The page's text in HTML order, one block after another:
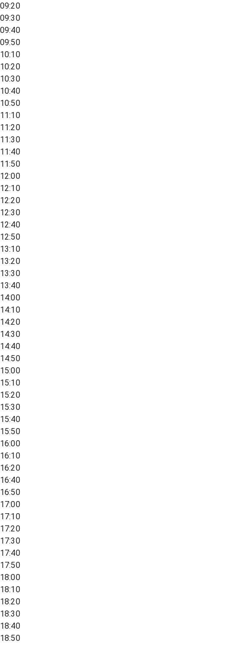
09:20
09:30
09:40
09:50
10:10
10:20
10:30
10:40
10:50
11:10
11:20
11:30
11:40
11:50
12:00
12:10
12:20
12:30
12:40
12:50
13:10
13:20
13:30
13:40
14:00
14:10
14:20
14:30
14:40
14:50
15:00
15:10
15:20
15:30
15:40
15:50
16:00
16:10
16:20
16:40
16:50
17:00
17:10
17:20
17:30
17:40
17:50
18:00
18:10
18:20
18:30
18:40
18:50